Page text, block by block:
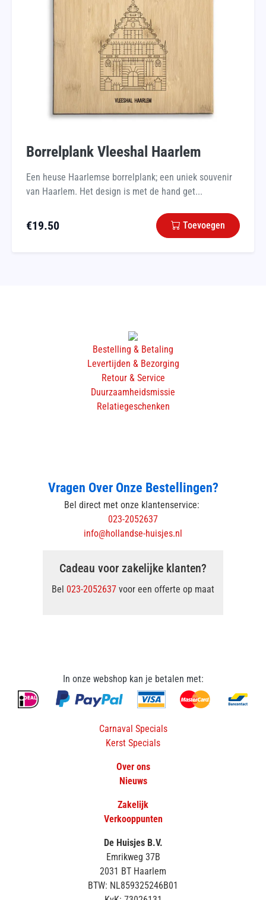
Borrelplank Vleeshal Haarlem
Een heuse Haarlemse borrelplank; een uniek souvenir
van Haarlem. Het design is met de hand get...
€19.50 Toevoegen
Bestelling & Betaling
Levertijden & Bezorging
Retour & Service
Duurzaamheidsmissie
Relatiegeschenken
Vragen Over Onze Bestellingen?
Bel direct met onze klantenservice:
023-2052637
info@hollandse-huisjes.nl
Cadeau voor zakelijke klanten?
Bel 023-2052637 voor een offerte op maat
In onze webshop kan je betalen met:
Carnaval Specials
Kerst Specials
Over ons
Nieuws
Zakelijk
Verkooppunten
De Huisjes B.V.
Emrikweg 37B
2031 BT Haarlem
BTW: NL859325246B01